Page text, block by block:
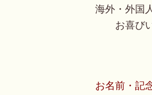
海外・外国
お喜び
お名前・記